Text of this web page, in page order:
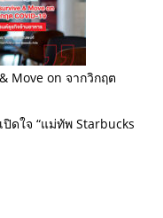
Move on จากวิกฤต
เปิดใจ “แม่ทัพ Starbucks